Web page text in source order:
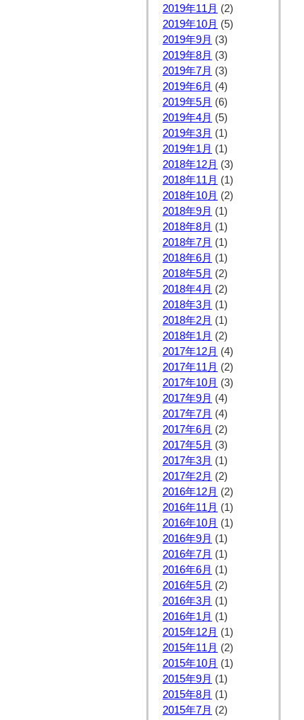
2019年11月 (2)
2019年10月 (5)
2019年9月 (3)
2019年8月 (3)
2019年7月 (3)
2019年6月 (4)
2019年5月 (6)
2019年4月 (5)
2019年3月 (1)
2019年1月 (1)
2018年12月 (3)
2018年11月 (1)
2018年10月 (2)
2018年9月 (1)
2018年8月 (1)
2018年7月 (1)
2018年6月 (1)
2018年5月 (2)
2018年4月 (2)
2018年3月 (1)
2018年2月 (1)
2018年1月 (2)
2017年12月 (4)
2017年11月 (2)
2017年10月 (3)
2017年9月 (4)
2017年7月 (4)
2017年6月 (2)
2017年5月 (3)
2017年3月 (1)
2017年2月 (2)
2016年12月 (2)
2016年11月 (1)
2016年10月 (1)
2016年9月 (1)
2016年7月 (1)
2016年6月 (1)
2016年5月 (2)
2016年3月 (1)
2016年1月 (1)
2015年12月 (1)
2015年11月 (2)
2015年10月 (1)
2015年9月 (1)
2015年8月 (1)
2015年7月 (2)